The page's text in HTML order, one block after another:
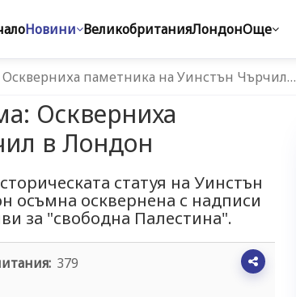
Новини ВеликобританияЛондонОще
Оскверниха паметника на Уинстън Чърчил…
Оскверниха
в Лондон
статуя на Уинстън
осквернена с надписи
за "свободна Палестина".
379